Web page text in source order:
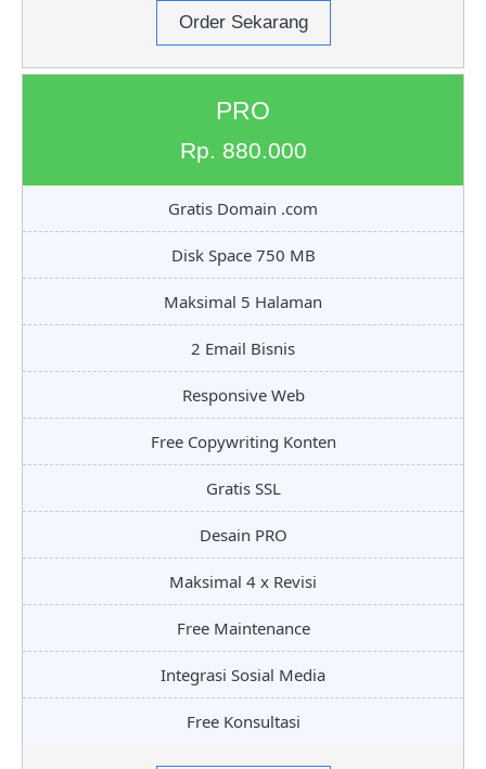
Order Sekarang
PRO
Rp. 880.000
Gratis Domain .com
Disk Space 750 MB
Maksimal 5 Halaman
2 Email Bisnis
Responsive Web
Free Copywriting Konten
Gratis SSL
Desain PRO
Maksimal 4 x Revisi
Free Maintenance
Integrasi Sosial Media
Free Konsultasi